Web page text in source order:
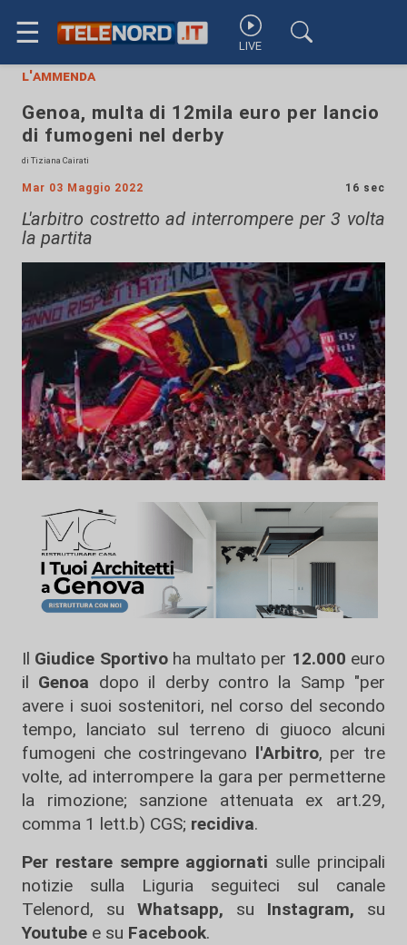
☰ LIVE
l'ammenda
Genoa, multa di 12mila euro per lancio
di fumogeni nel derby
di Tiziana Cairati
Mar 03 Maggio 2022 16 sec
L'arbitro costretto ad interrompere per 3 volta
la partita
Il Giudice Sportivoha multato per 12.000 euro
il Genoa dopo il derby contro la Samp "per
avere i suoi sostenitori, nel corso del secondo
tempo, lanciato sul terreno di giuoco alcuni
fumogeni che costringevano l'Arbitro, per tre
volte, ad interrompere la gara per permetterne
la rimozione; sanzione attenuata ex art.29,
comma 1 lett.b) CGS; recidiva.
Per restare sempre aggiornati sulle principali
notizie sulla Liguria seguiteci sul canale
Telenord, su
Whatsapp, su Instagram, su
Youtube e su Facebook.